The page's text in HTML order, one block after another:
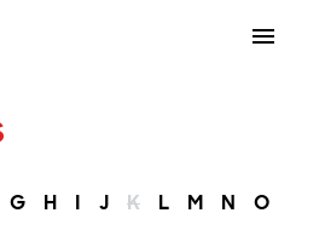
G H I J K L M N O